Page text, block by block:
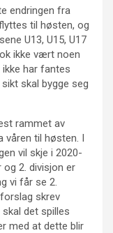
endringen fra
til høsten, og
U13, U15, U17
ikke vært noen
har fantes
skal bygge seg
rammet av
våren til høsten. I
vil skje i 2020-
og 2. divisjon er
vi får se 2.
skrev
det spilles
med at dette blir